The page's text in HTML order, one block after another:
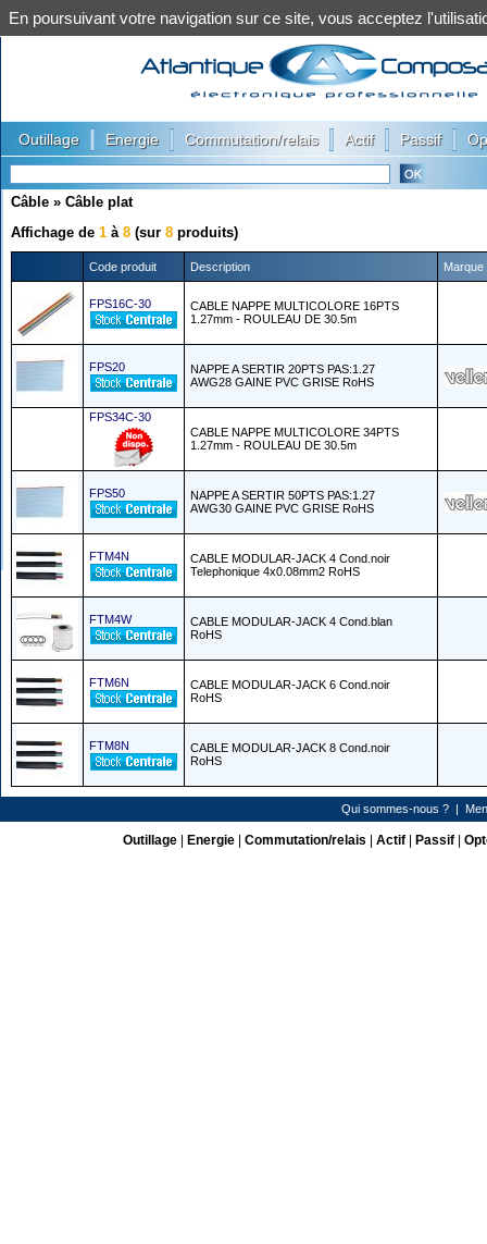
Outillage Energie Commutation/relais Actif Passif
Câble » Câble plat
Affichage de 1 à 8 (sur 8 produits)
Code produit Description Marque
FPS16C-30
CABLE NAPPE MULTICOLORE 16PTS
1.27mm - ROULEAU DE 30.5m
FPS20
NAPPE A SERTIR 20PTS PAS:1.27
AWG28 GAINE PVC GRISE RoHS
FPS34C-30
CABLE NAPPE MULTICOLORE 34PTS
1.27mm - ROULEAU DE 30.5m
FPS50
NAPPE A SERTIR 50PTS PAS:1.27
AWG30 GAINE PVC GRISE RoHS
FTM4N
CABLE MODULAR-JACK 4 Cond.noir
Telephonique 4x0.08mm2 RoHS
FTM4W
CABLE MODULAR-JACK 4 Cond.blan
RoHS
FTM6N
CABLE MODULAR-JACK 6 Cond.noir
RoHS
FTM8N
CABLE MODULAR-JACK 8 Cond.noir
RoHS
Qui sommes-nous ? |
Outillage| Energie| Commutation/relais Actif| Passif|
En poursuivant votre navigation sur ce site, vous acceptez